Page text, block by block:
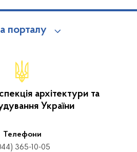
порталу
архітектури та
України
Телефони
365-10-05